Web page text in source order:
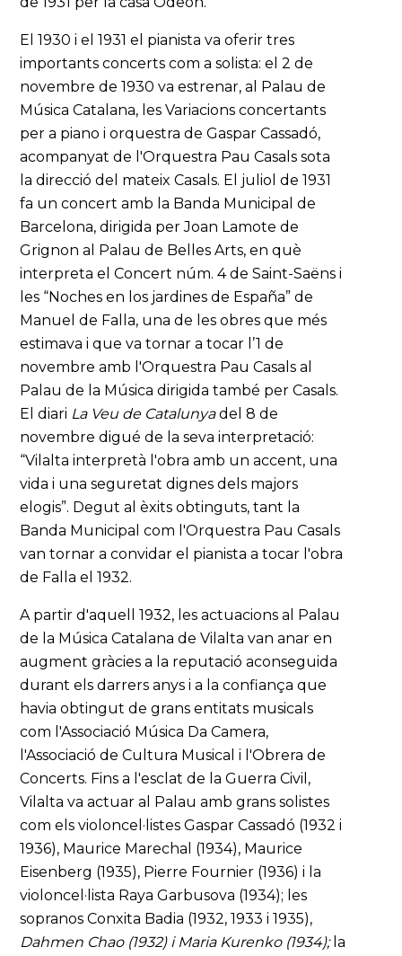
El 1930 i el 1931 el pianista va oferir tres
importants concerts com a solista: el 2 de
novembre de 1930 va estrenar, al Palau de
Música Catalana, les Variacions concertants
per a piano i orquestra de Gaspar Cassadó,
acompanyat de l'Orquestra Pau Casals sota
la direcció del mateix Casals. El juliol de 1931
fa un concert amb la Banda Municipal de
Barcelona, dirigida per Joan Lamote de
Grignon al Palau de Belles Arts, en què
interpreta el Concert núm. 4 de Saint-Saëns i
les “Noches en los jardines de España” de
Manuel de Falla, una de les obres que més
estimava i que va tornar a tocar l’1 de
novembre amb l'Orquestra Pau Casals al
Palau de la Música dirigida també per Casals.
El diari La Veu de Catalunyadel 8 de
novembre digué de la seva interpretació:
“Vilalta interpretà l'obra amb un accent, una
vida i una seguretat dignes dels majors
elogis”. Degut al èxits obtinguts, tant la
Banda Municipal com l'Orquestra Pau Casals
van tornar a convidar el pianista a tocar l'obra
de Falla el 1932.
A partir d'aquell 1932, les actuacions al Palau
de la Música Catalana de Vilalta van anar en
augment gràcies a la reputació aconseguida
durant els darrers anys i a la confiança que
havia obtingut de grans entitats musicals
com l'Associació Música Da Camera,
l'Associació de Cultura Musical i l'Obrera de
Concerts. Fins a l'esclat de la Guerra Civil,
Vilalta va actuar al Palau amb grans solistes
com els violoncel·listes Gaspar Cassadó (1932 i
1936), Maurice Marechal (1934), Maurice
Eisenberg (1935), Pierre Fournier (1936) i la
violoncel·lista Raya Garbusova (1934); les
sopranos Conxita Badia (1932, 1933 i 1935),
Dahmen Chao (1932) i Maria Kurenko (1934); la